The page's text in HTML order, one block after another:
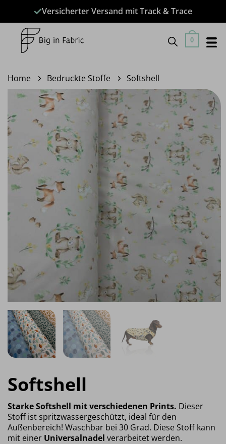
springen
Versicherter Versand mit Track & Trace
0
Home Bedruckte Stoffe Softshell
Softshell
Starke Softshell mit verschiedenen Prints. Dieser
Stoff ist spritzwassergeschützt, ideal für den
Außenbereich! Waschbar bei 30 Grad. Diese Stoff kann
mit einer Universalnadel verarbeitet werden.